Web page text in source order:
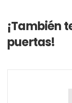
¡También
puertas!